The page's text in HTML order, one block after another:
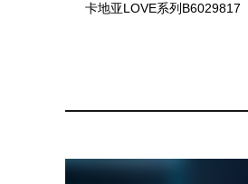
卡地亚LOVE系列B6029817